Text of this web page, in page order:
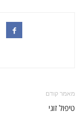
מאמר קודם
טיפול זוגי